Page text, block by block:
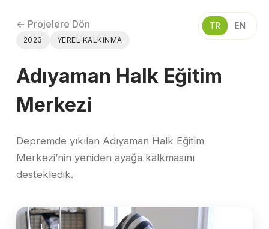
TR EN
← Projelere Dön
2023 YEREL KALKINMA
Adıyaman Halk Eğitim
Merkezi
Depremde yıkılan Adıyaman Halk Eğitim
Merkezi’nin yeniden ayağa kalkmasını
destekledik.